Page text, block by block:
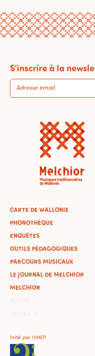
S'inscrire à la
CARTE DE WALLONIE
PHONOTHÈQUE
ENQUÊTES
OUTILS PÉDAGOGIQUES
PARCOURS MUSICAUX
LE JOURNAL DE MELCHIOR
MELCHIOR
Initié par l'IMEP